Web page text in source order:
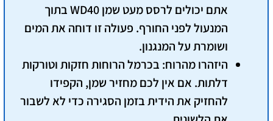
אתם יכולים לרסס מעט שמן WD40 בתוך
המנעול לפני החורף. פעולה זו דוחה את המים
ושומרת על המנגנון.
היזהרו מהרוח: בכרמל הרוחות חזקות וטורקות
דלתות. אם אין לכם מחזיר שמן, הקפידו
להחזיק את הידית בזמן הסגירה כדי לא לשבור